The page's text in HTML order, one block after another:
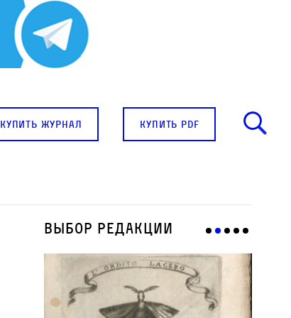
купить журнал купить pdf
Выбор редакции